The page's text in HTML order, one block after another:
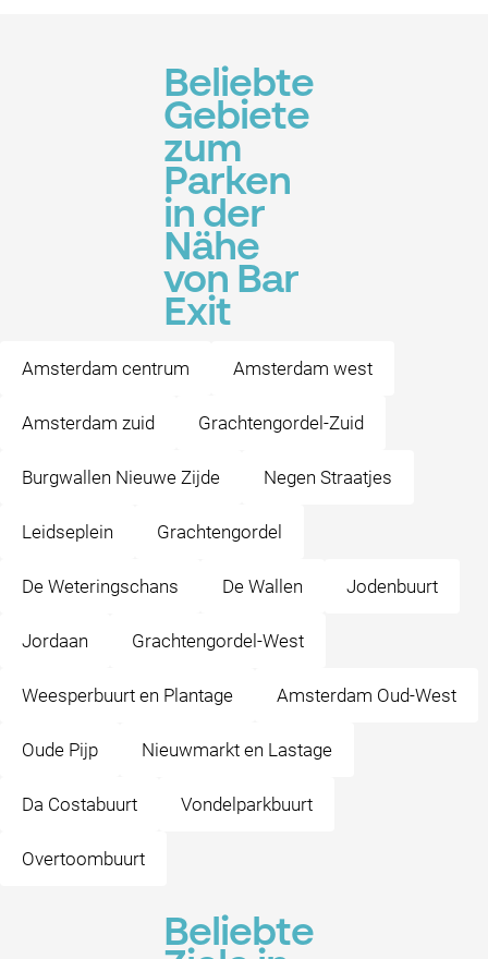
Beliebte
Gebiete
zum
Parken
in der
Nähe
von Bar
Exit
Amsterdam centrum Amsterdam west
Amsterdam zuid Grachtengordel-Zuid
Burgwallen Nieuwe Zijde Negen Straatjes
Leidseplein Grachtengordel
De Weteringschans De Wallen Jodenbuurt
Jordaan Grachtengordel-West
Weesperbuurt en Plantage Amsterdam Oud-West
Oude Pijp Nieuwmarkt en Lastage
Da Costabuurt Vondelparkbuurt
Overtoombuurt
Beliebte